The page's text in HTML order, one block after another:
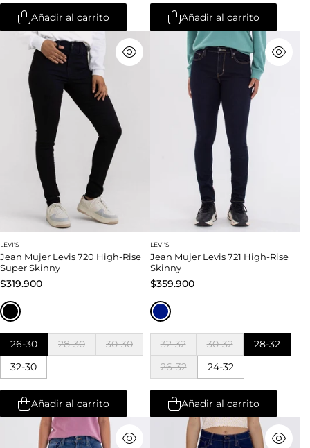
Añadir al carrito Añadir al carrito
LEVI'S
Jean Mujer Levis 720 High-Rise
Super Skinny
$319.900
26-30 28-30
30-30
32-30
Añadir al carrito
LEVI'S
Jean Mujer Levis 721 High-Rise
Skinny
$359.900
32-32 30-32
28-32
26-32
24-32
Añadir al carrito